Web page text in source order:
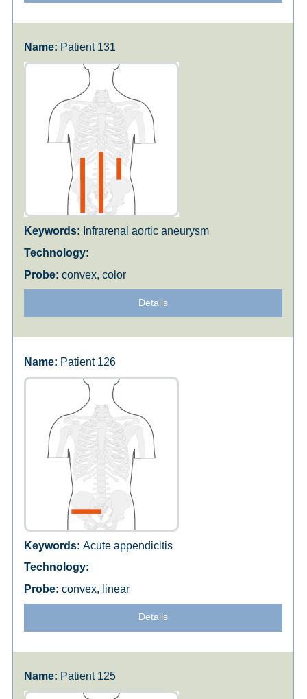
Patient 131
Infrarenal aortic aneurysm
convex, color
Details
Patient 126
Acute appendicitis
convex, linear
Details
Patient 125